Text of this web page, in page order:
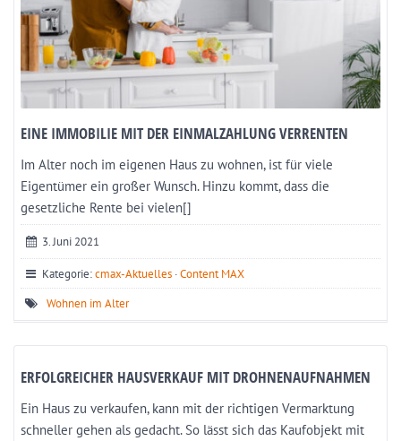
EINE IMMOBILIE MIT DER EINMALZAHLUNG VERRENTEN
Im Alter noch im eigenen Haus zu wohnen, ist für viele
Eigentümer ein großer Wunsch. Hinzu kommt, dass die
gesetzliche Rente bei vielen[]
3. Juni 2021
Kategorie:cmax-Aktuelles ·Content MAX
Wohnen im Alter
ERFOLGREICHER HAUSVERKAUF MIT DROHNENAUFNAHMEN
Ein Haus zu verkaufen, kann mit der richtigen Vermarktung
schneller gehen als gedacht. So lässt sich das Kaufobjekt mit